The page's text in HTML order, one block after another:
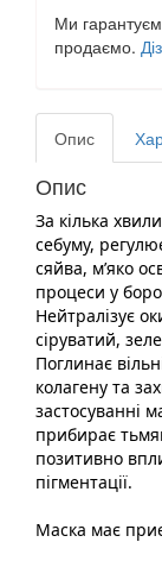
Ми
продаємо.
Опис
Опис
За кілька
себуму,
сяйва, мʼяко
процеси у
Нейтралізує
сіруватий,
Поглинає
колагену та
застосуванні
прибирає
позитивно
пігментації.
Маска має